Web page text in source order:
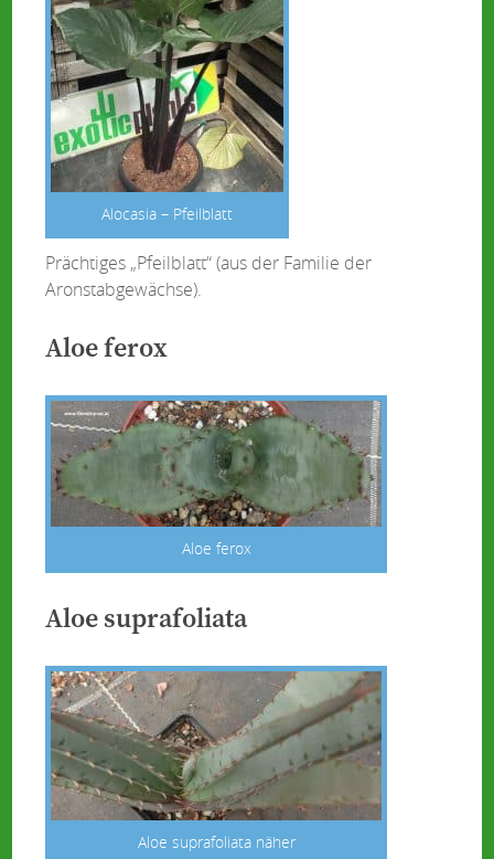
Alocasia – Pfeilblatt
Prächtiges „Pfeilblatt“ (aus der Familie der
Aronstabgewächse).
Aloe ferox
Aloe ferox
Aloe suprafoliata
Aloe suprafoliata näher